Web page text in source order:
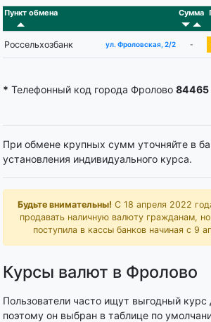
Пункт обмена Сумма
Россельхозбанк ул. Фроловская, 2/2 -
* Телефонный код города Фролово 84465
При обмене крупных сумм уточняйте в
установления индивидуального курса.
Будьте внимательны! С 18 апреля 2022
продавать наличную валюту гражданам,
поступила в кассы банков начиная с 9
Курсы валют в Фролово
Пользователи часто ищут выгодный курс
поэтому он выбран в таблице по